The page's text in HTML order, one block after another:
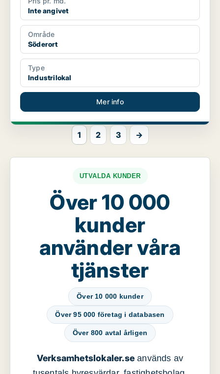
Inte angivet
Område
Söderort
Type
Industrilokal
Mer info
1 2 3 →
UTVALDA KUNDER
Över 10 000
kunder
använder våra
tjänster
Över 10 000 kunder
Över 95 000 företag i databasen
Över 800 avtal årligen
Verksamhetslokaler.se används av